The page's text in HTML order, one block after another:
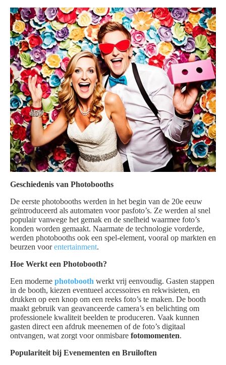
Geschiedenis van Photobooths
De eerste photobooths werden in het begin van de 20e eeuw
geïntroduceerd als automaten voor pasfoto’s. Ze werden al snel
populair vanwege het gemak en de snelheid waarmee foto’s
konden worden gemaakt. Naarmate de technologie vorderde,
werden photobooths ook een spel-element, vooral op markten en
beurzen voorentertainment.
Hoe Werkt een Photobooth?
Een moderne photobooth werkt vrij eenvoudig. Gasten stappen
in de booth, kiezen eventueel accessoires en rekwisieten, en
drukken op een knop om een reeks foto’s te maken. De booth
maakt gebruik van geavanceerde camera’s en belichting om
professionele kwaliteit beelden te produceren. Vaak kunnen
gasten direct een afdruk meenemen of de foto’s digitaal
ontvangen, wat zorgt voor onmisbare fotomomenten.
Populariteit bij Evenementen en Bruiloften